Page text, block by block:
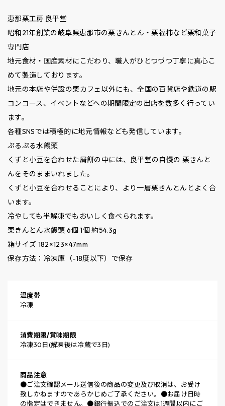
恵那栗工房 良平堂
昭和21年創業の岐阜県恵那市の栗きんとん・栗福柿など栗和菓子
専門店
地元食材・国産素材にこだわり、職人がひとつづつ丁寧に真心こ
めて製造しております。
地元の本店や併設の栗カフェ以外にも、全国の百貨店や鉄道の駅
コンコース、イベントなどへの期間限定の出店を数多く行ってい
ます。
各種SNSでは積極的に地元情報なども発信しています。
ぷるぷる水饅頭
くずと小豆を合わせた屑餅の中には、良平堂の自慢の 栗きんと
んをそのままいれました。
くずと小豆を合わせることにより、より一層栗きんとんとよく合
います。
冷やしても半解凍でもおいしく食べられます。
栗きんとん水饅頭 6個 1個 約54.3g
箱サイズ 182×123×47mm
保存方法：冷凍庫（-18度以下）で保存
温度帯
冷凍
消費期限/賞味期限
冷凍30日(解凍後は冷蔵で3日)
商品注意
●ご注文確認メール送信後の商品の変更及び取消は、お受け
致しかねますのであらかじめご了承ください。●お届け日時
の指定はできません。●銀行振込でのご注文は1週間以内にご